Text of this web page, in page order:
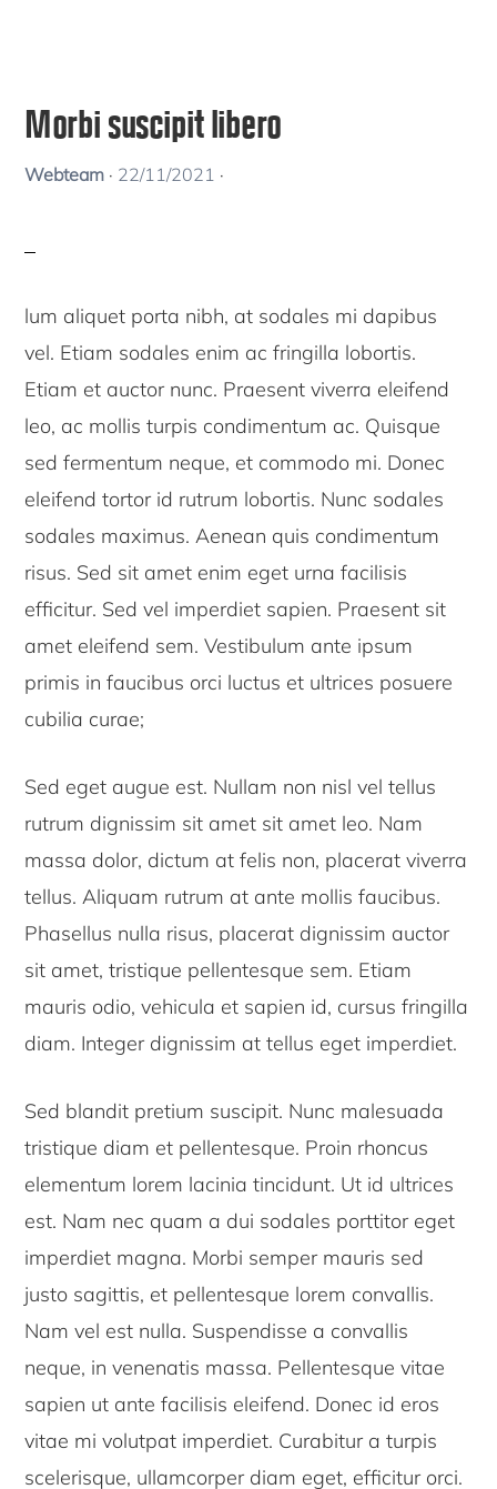
Morbi suscipit libero
Webteam · 22/11/2021 ·
lum aliquet porta nibh, at sodales mi dapibus
vel. Etiam sodales enim ac fringilla lobortis.
Etiam et auctor nunc. Praesent viverra eleifend
leo, ac mollis turpis condimentum ac. Quisque
sed fermentum neque, et commodo mi. Donec
eleifend tortor id rutrum lobortis. Nunc sodales
sodales maximus. Aenean quis condimentum
risus. Sed sit amet enim eget urna facilisis
efficitur. Sed vel imperdiet sapien. Praesent sit
amet eleifend sem. Vestibulum ante ipsum
primis in faucibus orci luctus et ultrices posuere
cubilia curae;
Sed eget augue est. Nullam non nisl vel tellus
rutrum dignissim sit amet sit amet leo. Nam
massa dolor, dictum at felis non, placerat viverra
tellus. Aliquam rutrum at ante mollis faucibus.
Phasellus nulla risus, placerat dignissim auctor
sit amet, tristique pellentesque sem. Etiam
mauris odio, vehicula et sapien id, cursus fringilla
diam. Integer dignissim at tellus eget imperdiet.
Sed blandit pretium suscipit. Nunc malesuada
tristique diam et pellentesque. Proin rhoncus
elementum lorem lacinia tincidunt. Ut id ultrices
est. Nam nec quam a dui sodales porttitor eget
imperdiet magna. Morbi semper mauris sed
justo sagittis, et pellentesque lorem convallis.
Nam vel est nulla. Suspendisse a convallis
neque, in venenatis massa. Pellentesque vitae
sapien ut ante facilisis eleifend. Donec id eros
vitae mi volutpat imperdiet. Curabitur a turpis
scelerisque, ullamcorper diam eget, efficitur orci.